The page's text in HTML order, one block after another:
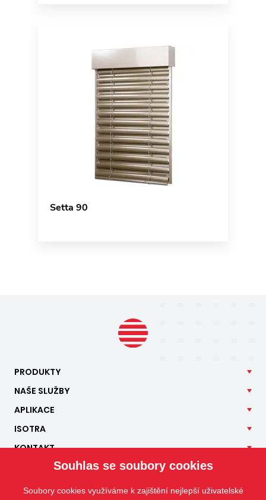
Setta 90
PRODUKTY
NAŠE SLUŽBY
APLIKACE
ISOTRA
KONTAKT
Souhlas se soubory cookies
Soubory cookies využíváme k zajištění nejlepší uživatelské